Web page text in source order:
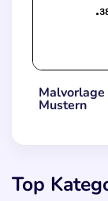
Mustern
Top